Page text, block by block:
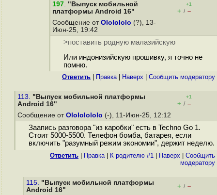
197. "Выпуск мобильной
платформы Android 16"
+1
+ / –
Сообщение от Ololololo (?), 13-
Июн-25, 19:42
>поставить родную малазийскую
Или индонизийскую прошивку, я точно не
помню.
Ответить Правка| Наверх Cообщить модератору
113. "Выпуск мобильной платформы
Android 16"
+1
+ / –
Сообщение от Olololololo (-), 11-Июн-25, 12:12
Заапись разговора "из каробки" есть в Techno Go 1.
Стоит 5000-5500. Телефон бомба, батарея, если
включить "разумный режим экономии", держит неделю.
Ответить Правка| К родителю #1 Наверх
Cообщить
модератору
115. "Выпуск мобильной платформы
Android 16"
+ / –